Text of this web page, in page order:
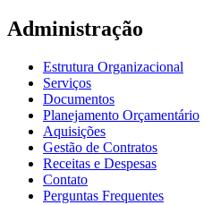
Administração
Estrutura Organizacional
Serviços
Documentos
Planejamento Orçamentário
Aquisições
Gestão de Contratos
Receitas e Despesas
Contato
Perguntas Frequentes